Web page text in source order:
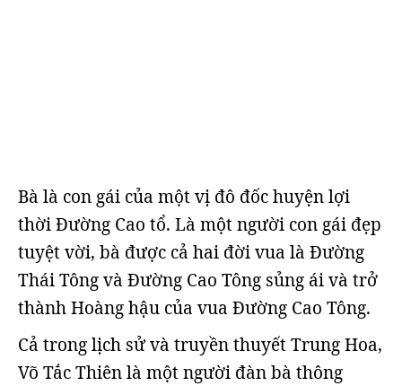
Bà là con gái của một vị đô đốc huyện lợi
thời Đường Cao tổ. Là một người con gái đẹp
tuyệt vời, bà được cả hai đời vua là Đường
Thái Tông và Đường Cao Tông sủng ái và trở
thành Hoàng hậu của vua Đường Cao Tông.
Cả trong lịch sử và truyền thuyết Trung Hoa,
Võ Tắc Thiên là một người đàn bà thông